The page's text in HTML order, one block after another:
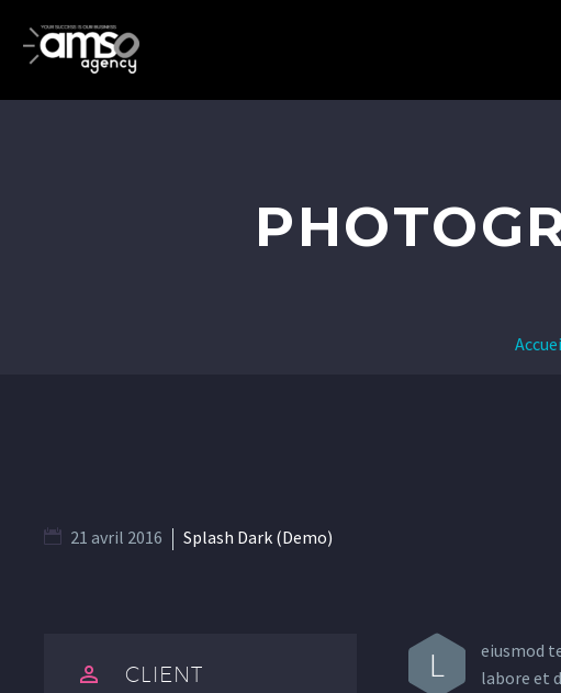
21 avril 2016 Splash Dark (Demo)

 CLIENT L
eiusmod
labore et